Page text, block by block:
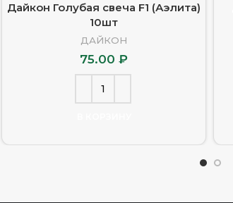
Дайкон Голубая свеча F1 (Аэлита)
10шт
ДАЙКОН
75.00₽